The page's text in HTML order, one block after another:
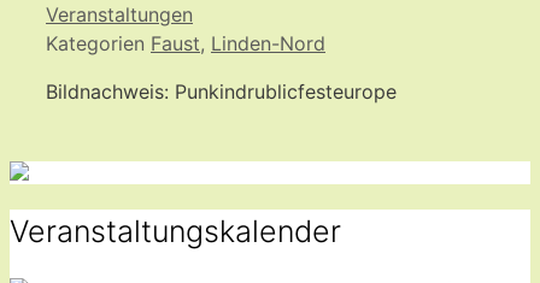
Veranstaltungen
Kategorien Faust, Linden-Nord
Bildnachweis: Punkindrublicfesteurope
Veranstaltungskalender